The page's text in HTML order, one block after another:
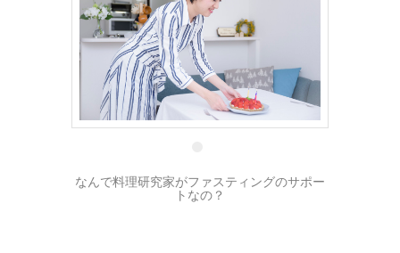
12 8月
なんで料理研究家がファスティングのサポー
トなの？